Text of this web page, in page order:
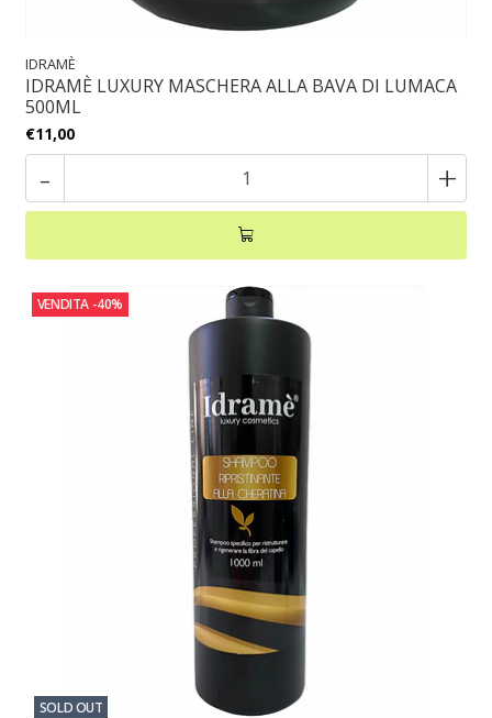
IDRAMÈ
IDRAMÈ LUXURY MASCHERA ALLA BAVA DI LUMACA
500ML
€11,00
- +
VENDITA -40%
SOLD OUT